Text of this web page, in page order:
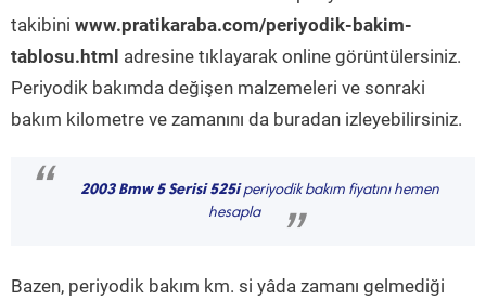
takibini www.pratikaraba.com/periyodik-bakim-
tablosu.html adresine tıklayarak online görüntülersiniz.
Periyodik bakımda değişen malzemeleri ve sonraki
bakım kilometre ve zamanını da buradan izleyebilirsiniz.
“ 2003 Bmw 5 Serisi 525iperiyodik bakım fiyatını hemen
hesapla
”
Bazen, periyodik bakım km. si yâda zamanı gelmediği